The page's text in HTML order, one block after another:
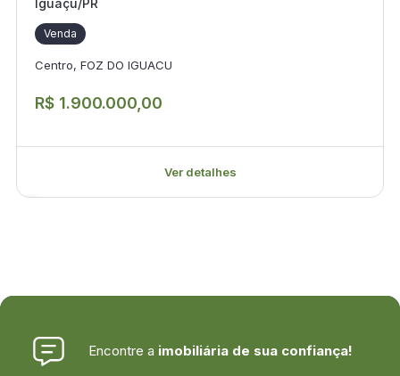
Iguaçu/PR
Venda
Centro, FOZ DO IGUACU
R$ 1.900.000,00
Ver detalhes
Encontre a imobiliária de sua confiança!